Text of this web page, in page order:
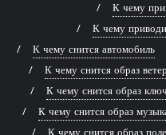
К чему
К чему
К чему снится автомобиль
К чему снится образ ветер
К чему снится образ ключ
К чему снится образ
К чему снится образ поле